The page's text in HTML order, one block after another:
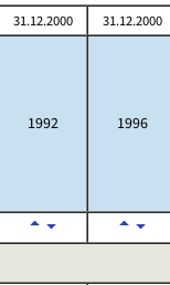
31.12.2000 31.12.2000
1992 1996